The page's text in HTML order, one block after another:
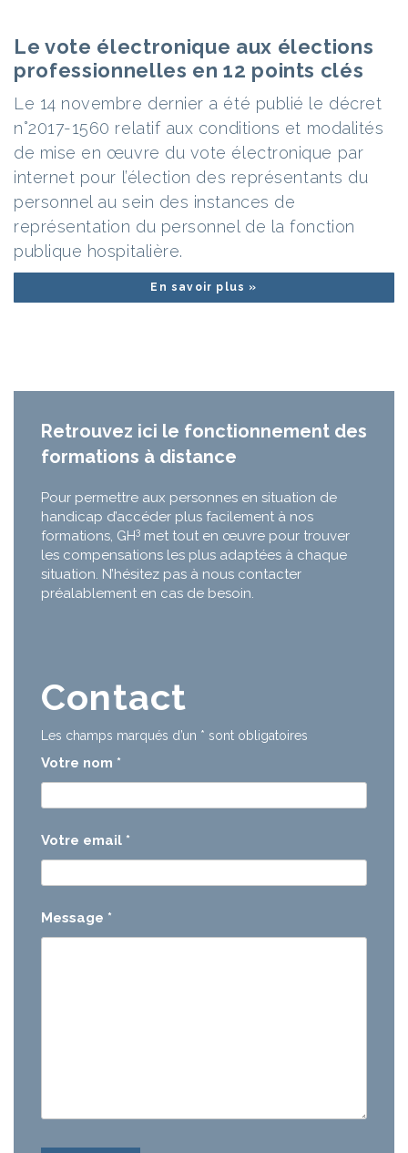
Le vote électronique aux élections
professionnelles en 12 points clés
Le 14 novembre dernier a été publié le décret
n°2017-1560 relatif aux conditions et modalités
de mise en œuvre du vote électronique par
internet pour l’élection des représentants du
personnel au sein des instances de
représentation du personnel de la fonction
publique hospitalière.
En savoir plus »
Retrouvez ici le fonctionnement des
formations à distance
Pour permettre aux personnes en situation de
handicap d’accéder plus facilement à nos
formations, GH3 met tout en œuvre pour trouver
les compensations les plus adaptées à chaque
situation. N’hésitez pas à nous contacter
préalablement en cas de besoin.
Contact
Les champs marqués d’un * sont obligatoires
Votre nom *
Votre email *
Message *